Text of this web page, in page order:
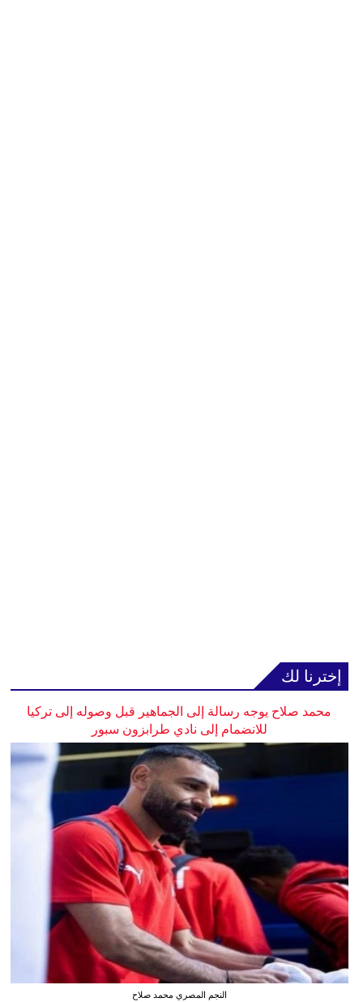
إخترنا لك
محمد صلاح يوجه رسالة إلى الجماهير قبل وصوله إلى تركيا
للانضمام إلى نادي طرابزون سبور
النجم المصري محمد صلاح